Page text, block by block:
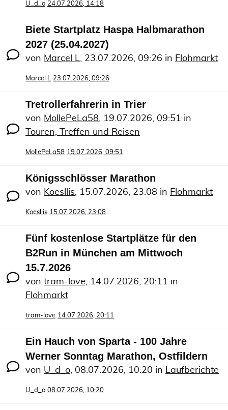
U_d_o 24.07.2026, 14:18
Biete Startplatz Haspa Halbmarathon
2027 (25.04.2027)
von Marcel L, 23.07.2026, 09:26 in Flohmarkt
Marcel L 23.07.2026, 09:26
Tretrollerfahrerin in Trier
von MollePeLa58, 19.07.2026, 09:51 in
Touren, Treffen und Reisen
MollePeLa58 19.07.2026, 09:51
Königsschlösser Marathon
von Koesllis, 15.07.2026, 23:08 in Flohmarkt
Koesllis 15.07.2026, 23:08
Fünf kostenlose Startplätze für den
B2Run in München am Mittwoch
15.7.2026
von tram-love, 14.07.2026, 20:11 in
Flohmarkt
tram-love 14.07.2026, 20:11
Ein Hauch von Sparta - 100 Jahre
Werner Sonntag Marathon, Ostfildern
von U_d_o, 08.07.2026, 10:20 in Laufberichte
U_d_o 08.07.2026, 10:20